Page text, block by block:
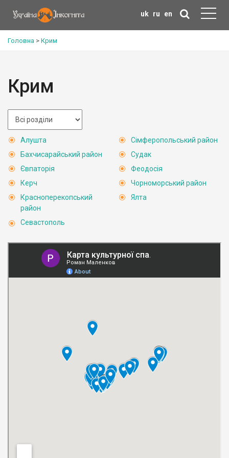
uk ru en
Головна > Крим
Крим
Алушта
Бахчисарайський район
Євпаторія
Керч
Красноперекопський
район
Севастополь
Сімферопольський район
Судак
Феодосія
Чорноморський район
Ялта